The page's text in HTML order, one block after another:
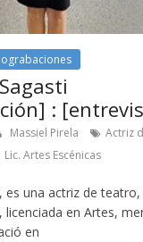
:
Massiel Pirela
Actriz
Lic. Artes Escénicas
es una actriz de teatro,
licenciada en Artes,
en